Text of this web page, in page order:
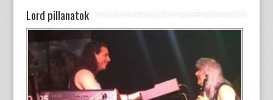
Lord pillanatok